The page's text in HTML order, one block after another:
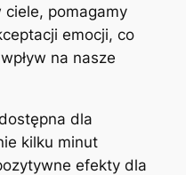
pomagamy
emocji, co
na nasze
dla
kilku minut
efekty dla